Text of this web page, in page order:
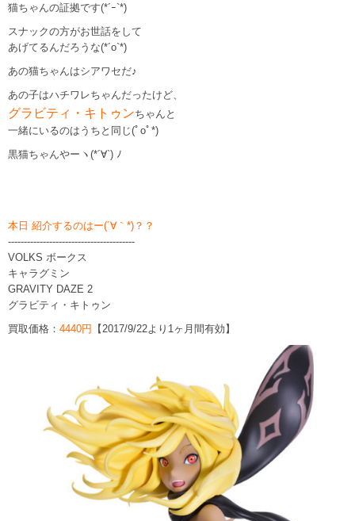
猫ちゃんの証拠です(*´ｰ`*)
スナックの方がお世話をして
あげてるんだろうな(*´o`*)
あの猫ちゃんはシアワセだ♪
あの子はハチワレちゃんだったけど、
グラビティ・キトゥンちゃんと
一緒にいるのはうちと同じ(ﾟoﾟ*)
黒猫ちゃんやーヽ(*´∀`) ﾉ
本日 紹介するのはー(´∀｀*)？？
----------------------------------------
VOLKS ボークス
キャラグミン
GRAVITY DAZE 2
グラビティ・キトゥン
買取価格： 4440円 【2017/9/22より1ヶ月間有効】